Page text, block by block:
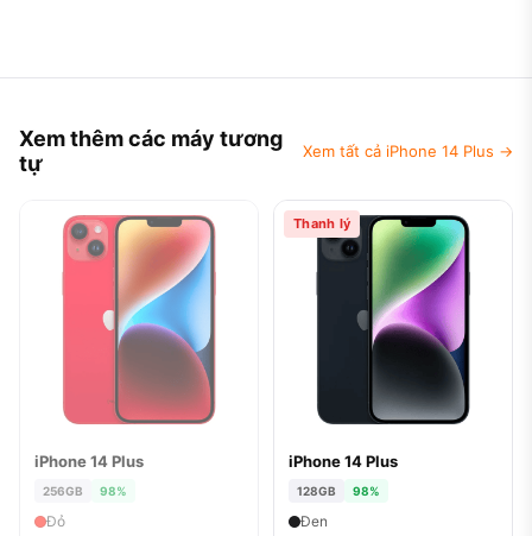
Xem thêm các máy tương
tự
Xem tất cả iPhone 14 Plus →
ĐÃ BÁN
iPhone 14 Plus
256GB 98%
Đỏ
Thanh lý
iPhone 14 Plus
128GB 98%
Đen